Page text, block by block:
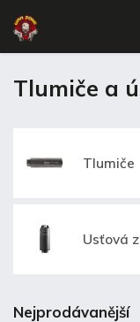
Tlumiče a
Tlumiče
Úsťová
Nejprodávanější